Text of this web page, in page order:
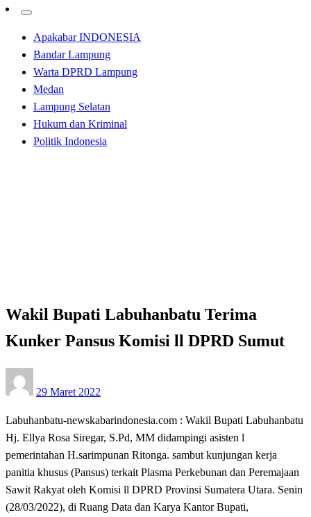
Apakabar INDONESIA
Bandar Lampung
Warta DPRD Lampung
Medan
Lampung Selatan
Hukum dan Kriminal
Politik Indonesia
Wakil Bupati Labuhanbatu Terima
Kunker Pansus Komisi ll DPRD Sumut
on
29 Maret 2022
Labuhanbatu-newskabarindonesia.com : Wakil Bupati Labuhanbatu
Hj. Ellya Rosa Siregar, S.Pd, MM didampingi asisten l
pemerintahan H.sarimpunan Ritonga. sambut kunjungan kerja
panitia khusus (Pansus) terkait Plasma Perkebunan dan Peremajaan
Sawit Rakyat oleh Komisi ll DPRD Provinsi Sumatera Utara. Senin
(28/03/2022), di Ruang Data dan Karya Kantor Bupati,